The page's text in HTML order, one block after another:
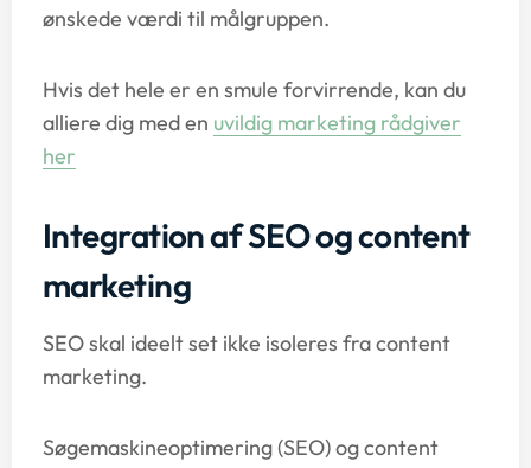
ønskede værdi til målgruppen.
Hvis det hele er en smule forvirrende, kan du
alliere dig med en uvildig marketing rådgiver
her
Integration af SEO og content
marketing
SEO skal ideelt set ikke isoleres fra content
marketing.
Søgemaskineoptimering (SEO) og content